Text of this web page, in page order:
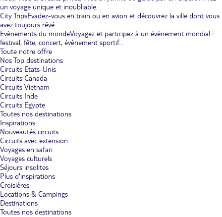
un voyage unique et inoubliable.
City TripsEvadez-vous en train ou en avion et découvrez la ville dont vous
avez toujours rêvé.
Evènements du mondeVoyagez et participez à un évènement mondial :
festival, fête, concert, évènement sportif...
Toute notre offre
Nos Top destinations
Circuits Etats-Unis
Circuits Canada
Circuits Vietnam
Circuits Inde
Circuits Egypte
Toutes nos destinations
Inspirations
Nouveautés circuits
Circuits avec extension
Voyages en safari
Voyages culturels
Séjours insolites
Plus d'inspirations
Croisières
Locations & Campings
Destinations
Toutes nos destinations